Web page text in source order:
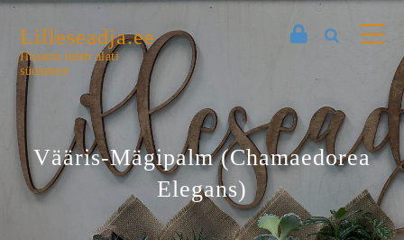
Lilleseadja.ee
Ilusaim tuleb alati
südamest
Vääris-Mägipalm (Chamaedorea
Elegans)